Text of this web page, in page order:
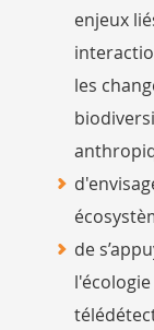
enjeux
les
de